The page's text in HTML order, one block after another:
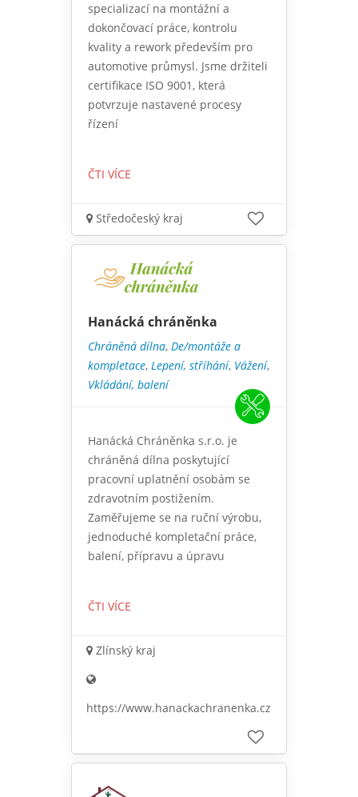
specializací na montážní a
dokončovací práce, kontrolu
kvality a rework především pro
automotive průmysl. Jsme držiteli
certifikace ISO 9001, která
potvrzuje nastavené procesy
řízení
ČTI VÍCE
Středočeský kraj
Hanácká chráněnka
Chráněná dílna, De/montáže a
kompletace, Lepení, stříhání, Vážení,
Vkládání, balení
Hanácká Chráněnka s.r.o. je
chráněná dílna poskytující
pracovní uplatnění osobám se
zdravotním postižením.
Zaměřujeme se na ruční výrobu,
jednoduché kompletační práce,
balení, přípravu a úpravu
ČTI VÍCE
Zlínský kraj
https://www.hanackachranenka.cz